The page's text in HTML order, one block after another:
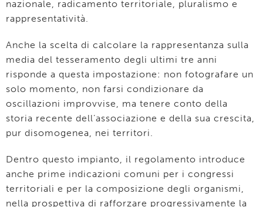
nazionale, radicamento territoriale, pluralismo e
rappresentatività.
Anche la scelta di calcolare la rappresentanza sulla
media del tesseramento degli ultimi tre anni
risponde a questa impostazione: non fotografare un
solo momento, non farsi condizionare da
oscillazioni improvvise, ma tenere conto della
storia recente dell’associazione e della sua crescita,
pur disomogenea, nei territori.
Dentro questo impianto, il regolamento introduce
anche prime indicazioni comuni per i congressi
territoriali e per la composizione degli organismi,
nella prospettiva di rafforzare progressivamente la